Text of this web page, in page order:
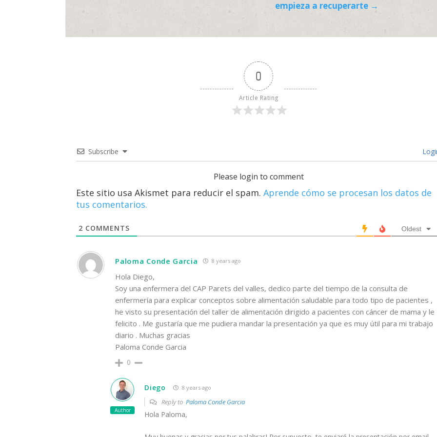
empieza a recuperarte →
0
Article Rating
Subscribe
Please login to comment
Este sitio usa Akismet para reducir el spam.Aprende cómo se procesan los datos de
tus comentarios.
2 COMMENTS Oldest
Paloma Conde Garcia 8 years ago
Hola Diego,
Soy una enfermera del CAP Parets del valles, dedico parte del tiempo de la consulta de
enfermería para explicar conceptos sobre alimentación saludable para todo tipo de pacientes ,
he visto su presentación del taller de alimentación dirigido a pacientes con cáncer de mama y le
felicito . Me gustaría que me pudiera mandar la presentación ya que es muy útil para mi trabajo
diario . Muchas gracias
Paloma Conde Garcia
0
Author
Diego 8 years ago
Reply toPaloma Conde Garcia
Hola Paloma,